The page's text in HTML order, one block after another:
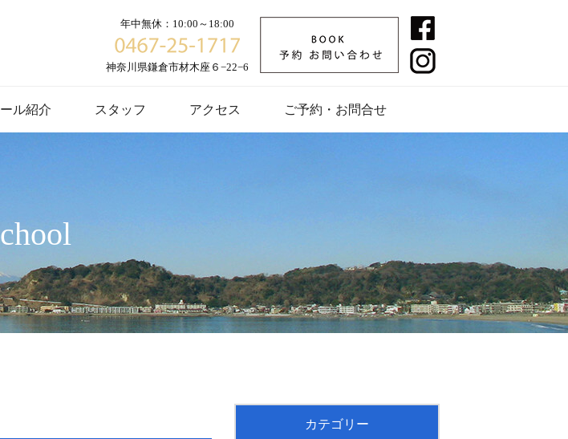
年中無休：10:00～18:00
神奈川県鎌倉市材木座６−22−6
ル紹介 スタッフ アクセス ご予約・お問合せ
カテゴリー